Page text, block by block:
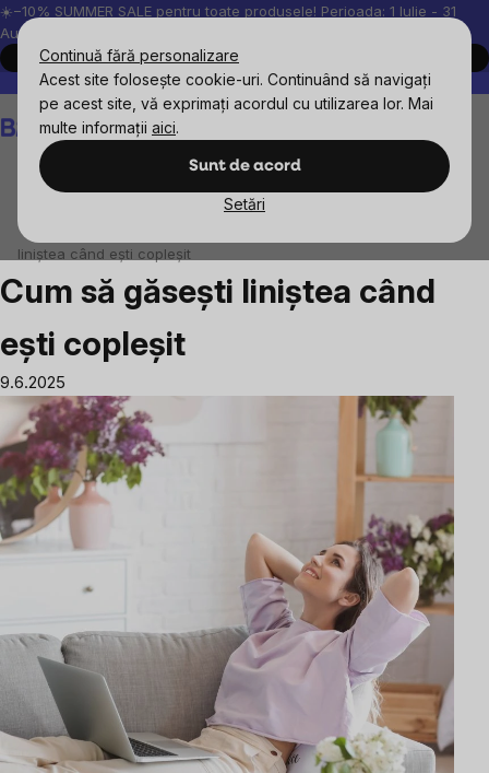
Continuă fără personalizare
Acest site folosește cookie-uri. Continuând să navigați
pe acest site, vă exprimați acordul cu utilizarea lor. Mai
multe informații aici.
Sunt de acord
Setări
Treci
la
conținut
☀️−10% SUMMER SALE pentru toate produsele! Perioada: 1 Iulie - 31
August, 2026.
Cumpără acum
Peste 200.000 de recenzii verificate
Produsele noastre sunt
Coş
de
liniștea când ești copleșit
Cum să găsești liniștea când
ești copleșit
9.6.2025